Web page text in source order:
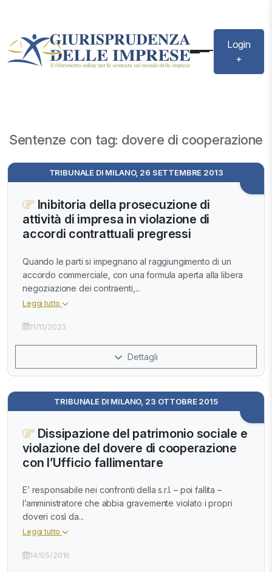
Login
+
Sentenze con tag: dovere di cooperazione
TRIBUNALE DI MILANO, 26 SETTEMBRE 2013
Inibitoria della prosecuzione di
attività di impresa in violazione di
accordi contrattuali pregressi
Quando le parti si impegnano al raggiungimento di un
accordo commerciale, con una formula aperta alla libera
negoziazione dei contraenti,...
Leggi tutto
11/11/2023
Dettagli
TRIBUNALE DI MILANO, 23 OTTOBRE 2015
Dissipazione del patrimonio sociale e
violazione del dovere di cooperazione
con l’Ufficio fallimentare
E’ responsabile nei confronti della s.r.l. – poi fallita –
l’amministratore che abbia gravemente violato i propri
doveri così da...
Leggi tutto
14/05/2016